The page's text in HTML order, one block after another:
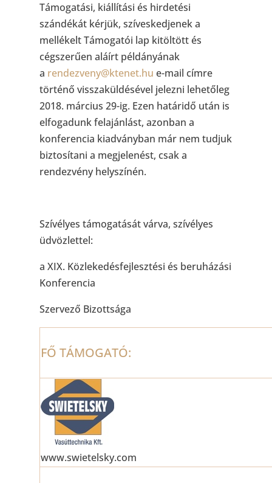
Támogatási, kiállítási és hirdetési
szándékát kérjük, szíveskedjenek a
mellékelt Támogatói lap kitöltött és
cégszerűen aláírt példányának
a rendezveny@ktenet.hu e-mail címre
történő visszaküldésével jelezni lehetőleg
2018. március 29-ig. Ezen határidő után is
elfogadunk felajánlást, azonban a
konferencia kiadványban már nem tudjuk
biztosítani a megjelenést, csak a
rendezvény helyszínén.
Szívélyes támogatását várva, szívélyes
üdvözlettel:
a XIX. Közlekedésfejlesztési és beruházási
Konferencia
Szervező Bizottsága
FŐ TÁMOGATÓ:
www.swietelsky.com